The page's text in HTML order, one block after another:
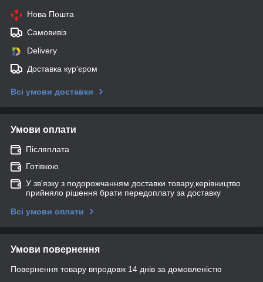
Нова Пошта
Самовивіз
Delivery
Доставка кур'єром
Всі умови доставки
Умови оплати
Післяплата
Готівкою
У зв'язку з подорожчанням доставки товару,керівництво
прийняло рішення брати передоплату за доставку
Всі умови оплати
Умови повернення
Повернення товару впродовж 14 днів за домовленістю